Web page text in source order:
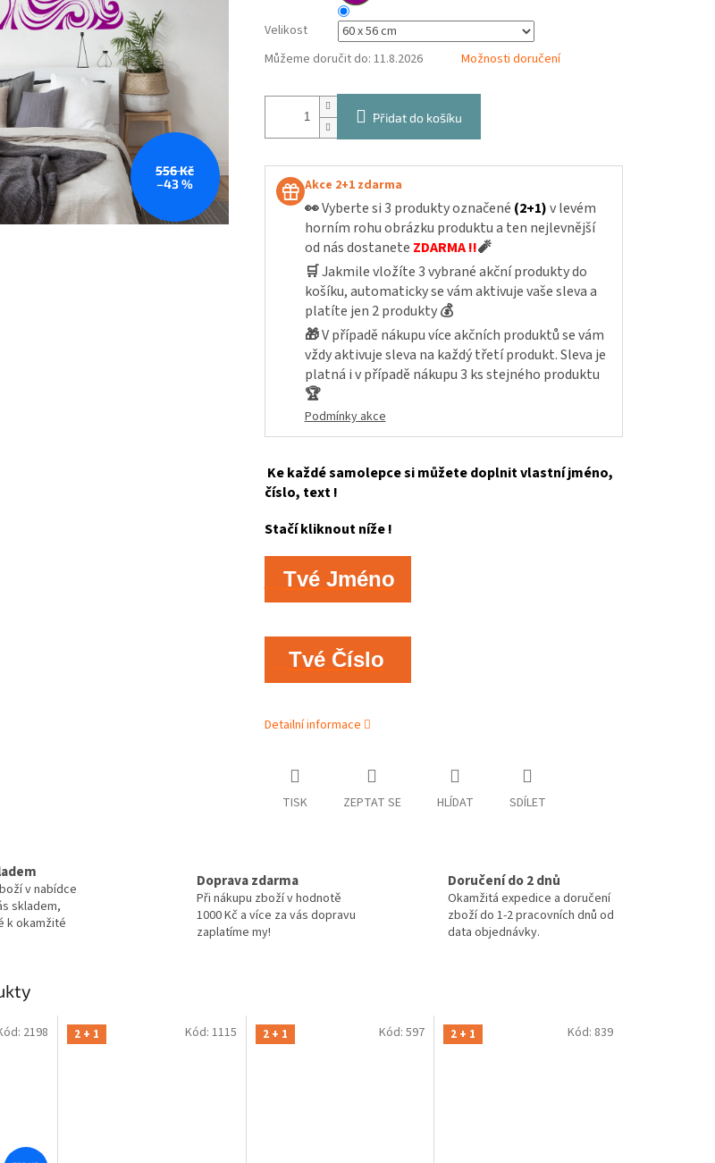
556 Kč
–43 %
Velikost
Můžeme doručit do: 11.8.2026 Možnosti doručení
Přidat do košíku
Akce 2+1 zdarma
👀Vyberte si 3 produkty označené (2+1)v levém
horním rohu obrázku produktu a ten nejlevnější
od nás dostanete ZDARMA !!🧨
🛒Jakmile vložíte 3 vybrané akční produkty do
košíku, automaticky se vám aktivuje vaše sleva a
platíte jen 2 produkty💰
🎁V případě nákupu více akčních produktů se vám
vždy aktivuje sleva na každý třetí produkt. Sleva je
platná i v případě nákupu 3 ks stejného produktu
🏆
Podmínky akce
Ke každé samolepce si můžete doplnit vlastní jméno,
číslo, text !
Stačí kliknout níže !
Tvé Jméno
Tvé Číslo
Detailní informace
TISK ZEPTAT SE HLÍDAT SDÍLET
v nabídce
skladem,
k okamžité
Doprava zdarma
Při nákupu zboží v hodnotě
1000 Kč a více za vás dopravu
zaplatíme my!
Doručení do 2 dnů
Okamžitá expedice a doručení
zboží do 1-2 pracovních dnů od
data objednávky.
2198 2 + 1 Kód: 1115 2 + 1 Kód:597 2 + 1 Kód: 839